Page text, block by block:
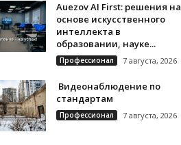
Auezov AI First: решения на
основе искусственного
интеллекта в
образовании, науке...
Профессионал 7 августа, 2026
Видеонаблюдение по
стандартам
Профессионал 7 августа, 2026